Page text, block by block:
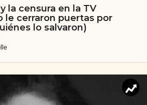
la censura en la TV
le cerraron puertas por
lo salvaron)